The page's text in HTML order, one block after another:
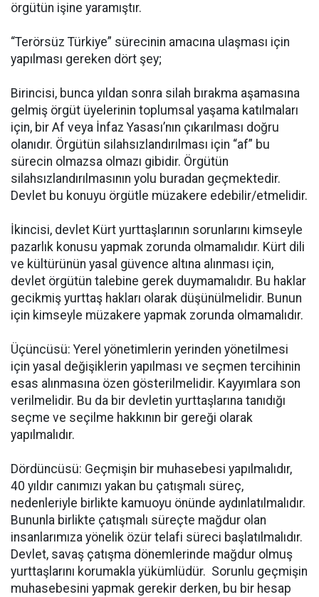
örgütün işine yaramıştır.
“Terörsüz Türkiye” sürecinin amacına ulaşması için
yapılması gereken dört şey;
Birincisi, bunca yıldan sonra silah bırakma aşamasına
gelmiş örgüt üyelerinin toplumsal yaşama katılmaları
için, bir Af veya İnfaz Yasası’nın çıkarılması doğru
olanıdır. Örgütün silahsızlandırılması için “af” bu
sürecin olmazsa olmazı gibidir. Örgütün
silahsızlandırılmasının yolu buradan geçmektedir.
Devlet bu konuyu örgütle müzakere edebilir/etmelidir.
İkincisi, devlet Kürt yurttaşlarının sorunlarını kimseyle
pazarlık konusu yapmak zorunda olmamalıdır. Kürt dili
ve kültürünün yasal güvence altına alınması için,
devlet örgütün talebine gerek duymamalıdır. Bu haklar
gecikmiş yurttaş hakları olarak düşünülmelidir. Bunun
için kimseyle müzakere yapmak zorunda olmamalıdır.
Üçüncüsü: Yerel yönetimlerin yerinden yönetilmesi
için yasal değişiklerin yapılması ve seçmen tercihinin
esas alınmasına özen gösterilmelidir. Kayyımlara son
verilmelidir. Bu da bir devletin yurttaşlarına tanıdığı
seçme ve seçilme hakkının bir gereği olarak
yapılmalıdır.
Dördüncüsü: Geçmişin bir muhasebesi yapılmalıdır,
40 yıldır canımızı yakan bu çatışmalı süreç,
nedenleriyle birlikte kamuoyu önünde aydınlatılmalıdır.
Bununla birlikte çatışmalı süreçte mağdur olan
insanlarımıza yönelik özür telafi süreci başlatılmalıdır.
Devlet, savaş çatışma dönemlerinde mağdur olmuş
yurttaşlarını korumakla yükümlüdür. Sorunlu geçmişin
muhasebesini yapmak gerekir derken, bu bir hesap